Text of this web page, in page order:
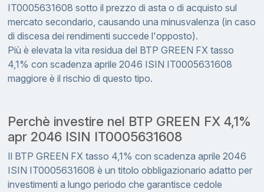
IT0005631608 sotto il prezzo di asta o di acquisto sul
mercato secondario, causando una minusvalenza (in caso
di discesa dei rendimenti succede l'opposto).
Più è elevata la vita residua del BTP GREEN FX tasso
4,1% con scadenza aprile 2046 ISIN IT0005631608
maggiore è il rischio di questo tipo.
Perchè investire nel BTP GREEN FX 4,1%
apr 2046 ISIN IT0005631608
Il BTP GREEN FX tasso 4,1% con scadenza aprile 2046
ISIN IT0005631608 è un titolo obbligazionario adatto per
investimenti a lungo periodo che garantisce cedole